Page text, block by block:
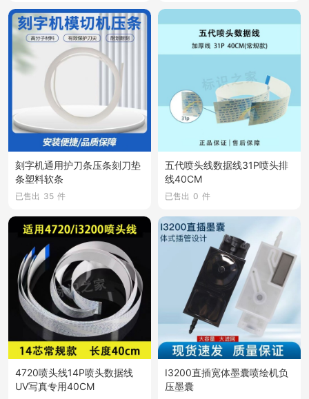
刻字机通用护刀条压条刻刀垫
条塑料软条
已售出 35 件
五代喷头线数据线31P喷头排
线40CM
已售出 0 件
4720喷头线14P喷头数据线
UV写真专用40CM
I3200直插宽体墨囊喷绘机负
压墨囊